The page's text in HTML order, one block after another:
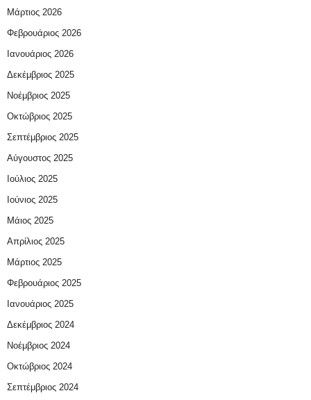
Μάρτιος 2026
Φεβρουάριος 2026
Ιανουάριος 2026
Δεκέμβριος 2025
Νοέμβριος 2025
Οκτώβριος 2025
Σεπτέμβριος 2025
Αύγουστος 2025
Ιούλιος 2025
Ιούνιος 2025
Μάιος 2025
Απρίλιος 2025
Μάρτιος 2025
Φεβρουάριος 2025
Ιανουάριος 2025
Δεκέμβριος 2024
Νοέμβριος 2024
Οκτώβριος 2024
Σεπτέμβριος 2024